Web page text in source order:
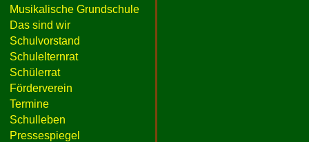
Musikalische Grundschule
Das sind wir
Schulvorstand
Schulelternrat
Schülerrat
Förderverein
Termine
Schulleben
Pressespiegel